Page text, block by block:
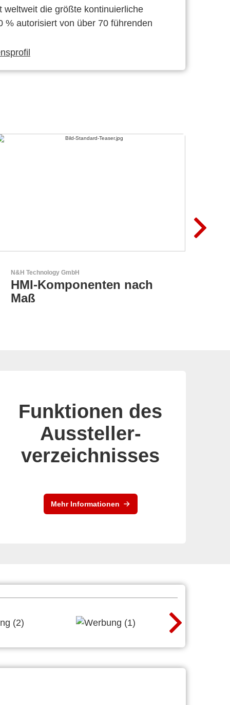
weltweit die größte kontinuierliche
% autorisiert von über 70 führenden
AKTINA CDS GmbH
AKTINA CDS - Supply
Chain Solutions
Funktionen des
Aussteller-
verzeichnisses
Mehr Informationen